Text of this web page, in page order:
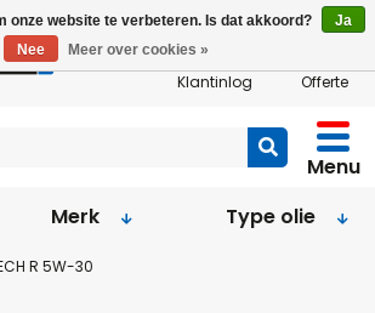
Klantinlog Offerte
Menu
Merk Type olie
R 5W-30
onze website te verbeteren. Is dat akkoord?
Ja
Nee
Meer over cookies »